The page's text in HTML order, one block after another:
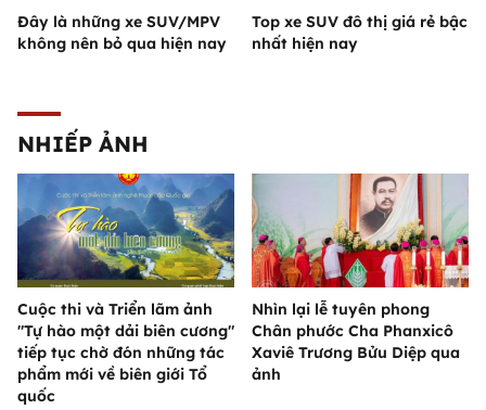
Đây là những xe SUV/MPV
không nên bỏ qua hiện nay
Top xe SUV đô thị giá rẻ bậc
nhất hiện nay
NHIẾP ẢNH
Cuộc thi và Triển lãm ảnh
"Tự hào một dải biên cương"
tiếp tục chờ đón những tác
phẩm mới về biên giới Tổ
quốc
Nhìn lại lễ tuyên phong
Chân phước Cha Phanxicô
Xaviê Trương Bửu Diệp qua
ảnh